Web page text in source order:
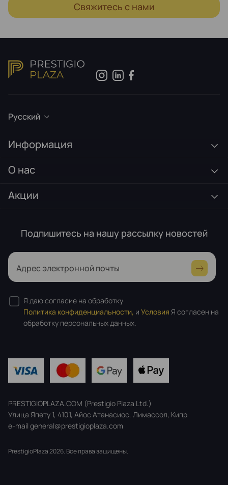
Свяжитесь с нами
Русский
Информация
О нас
Акции
Подпишитесь на нашу рассылку новостей
Адрес электронной почты
Я даю согласие на обработку
Политика конфиденциальности, и Условия Я согласен на
обработку персональных данных.
PRESTIGIOPLAZA.COM (Prestigio Plaza Ltd.)
Улица Япету 1, 4101, Айос Атанасиос, Лимассол, Кипр
e-mail general@prestigioplaza.com
PrestigioPlaza 2026. Все права защищены.